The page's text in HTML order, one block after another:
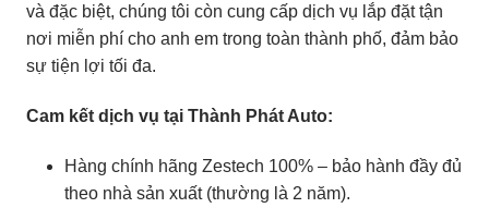
và đặc biệt, chúng tôi còn cung cấp dịch vụ lắp đặt tận
nơi miễn phí cho anh em trong toàn thành phố, đảm bảo
sự tiện lợi tối đa.
Cam kết dịch vụ tại Thành Phát Auto:
Hàng chính hãng Zestech 100% – bảo hành đầy đủ
theo nhà sản xuất (thường là 2 năm).